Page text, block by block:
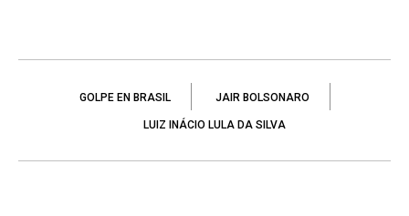
GOLPE EN BRASIL JAIR BOLSONARO
LUIZ INÁCIO LULA DA SILVA